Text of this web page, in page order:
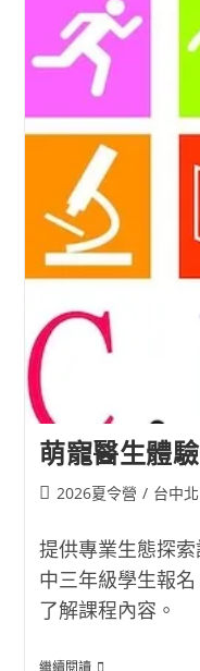
動
暑
期
營
⚡(綜
合
格
鬥
空
手
道
禪
道
會
台
灣
部)
萌寵醫生體
Post2026夏令營 / 台中
提供專業生態探
中三年級學生報
了解課程內容。